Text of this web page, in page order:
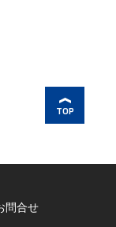
TOP
問合せ